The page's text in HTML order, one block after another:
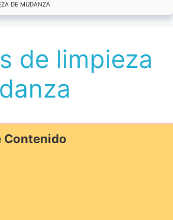
DE MUDANZA
de limpieza
Contenido